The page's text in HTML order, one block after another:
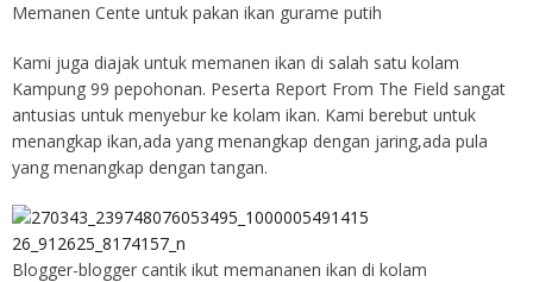
Memanen Cente untuk pakan ikan gurame putih
Kami juga diajak untuk memanen ikan di salah satu kolam
Kampung 99 pepohonan. Peserta Report From The Field sangat
antusias untuk menyebur ke kolam ikan. Kami berebut untuk
menangkap ikan,ada yang menangkap dengan jaring,ada pula
yang menangkap dengan tangan.
Blogger-blogger cantik ikut memananen ikan di kolam